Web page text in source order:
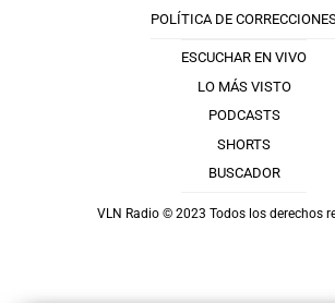
POLÍTICA DE
ESCUCHAR EN VIVO
LO MÁS VISTO
PODCASTS
SHORTS
BUSCADOR
VLN Radio © 2023 Todos los derechos